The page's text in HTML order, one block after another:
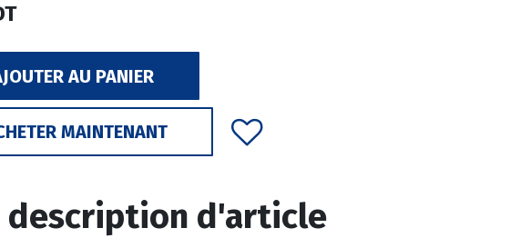
AU PANIER
MAINTENANT
description d'article